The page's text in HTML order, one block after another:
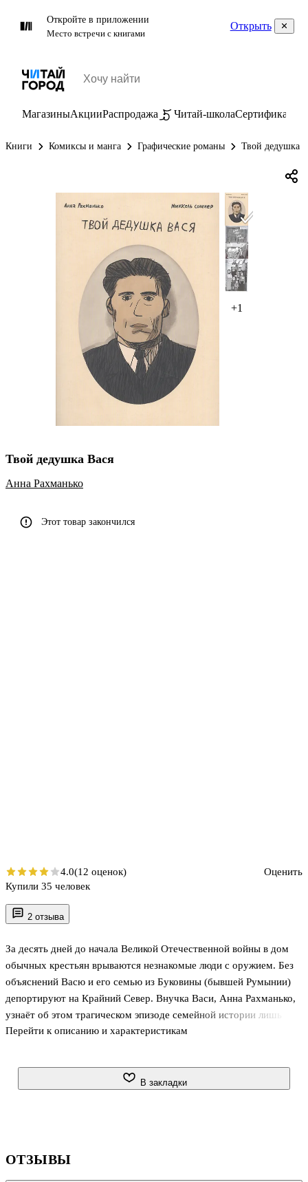
Откройте в приложении
Место встречи с книгами
Открыть
МагазиныАкцииРаспродажа Читай-школаСертификаты
Книги Комиксы и манга Графические романы Твой дедушка
+1
2 отзыва
За десять дней до начала Великой Отечественной войны в дом
обычных крестьян врываются незнакомые люди с оружием. Без
объяснений Васю и его семью из Буковины (бывшей Румынии)
депортируют на Крайний Север. Внучка Васи, Анна Рахманько,
узнаёт об этом трагическом эпизоде семейной истории лишь
много лет спустя от двоюродной бабушки Любы, пережившей
и пытается понять, за что им так долго пришлось жить с
Перейти к описанию и характеристикам
Твой дедушка Вася
Анна Рахманько
Этот товар закончился
4.0(12 оценок)
Оценить
Купили 35 человек
В закладки
ОТЗЫВЫ